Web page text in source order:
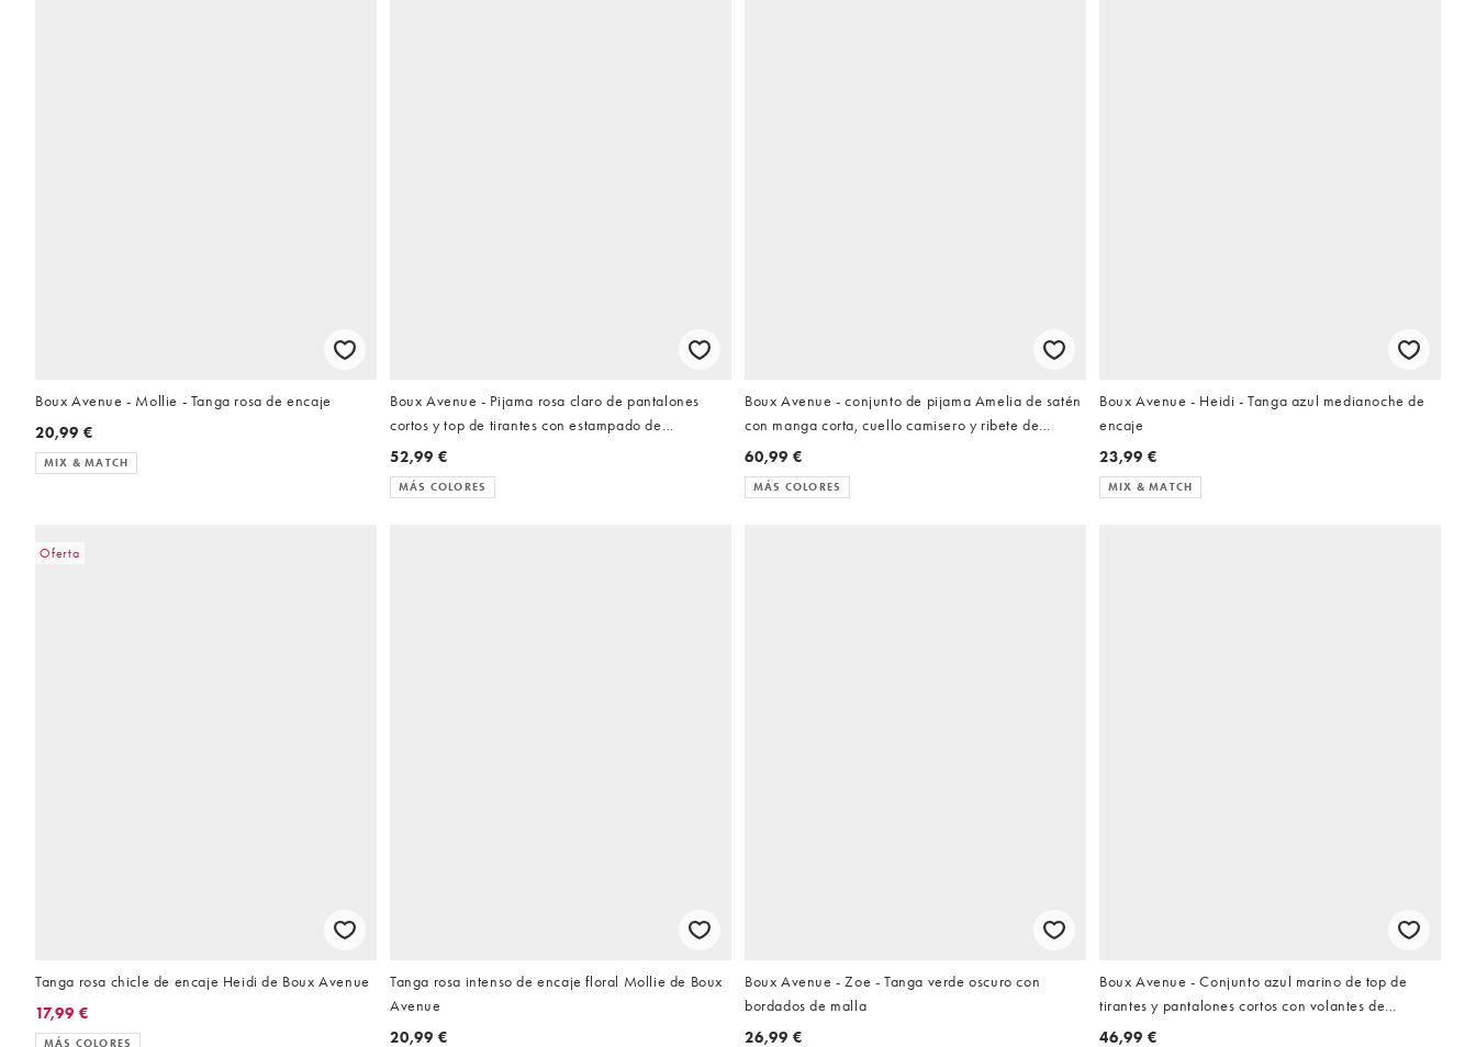
Boux Avenue - Mollie - Tanga rosa de encaje
20,99 €
MIX & MATCH
Boux Avenue - Pijama rosa claro de pantalones
cortos y top de tirantes con estampado de
margaritas de satén
52,99 €
MÁS COLORES
Boux Avenue - conjunto de pijama Amelia de satén
con manga corta, cuello camisero y ribete de
encaje en rosa
60,99 €
MÁS COLORES
Boux Avenue - Heidi - Tanga azul medianoche de
encaje
23,99 €
MIX & MATCH
Oferta
Tanga rosa chicle de encaje Heidi de Boux Avenue
17,99 €
MÁS COLORES
Tanga rosa intenso de encaje floral Mollie de Boux
Avenue
20,99 €
Boux Avenue - Zoe - Tanga verde oscuro con
bordados de malla
26,99 €
Boux Avenue - Conjunto azul marino de top de
tirantes y pantalones cortos con volantes de
pointelle
46,99 €